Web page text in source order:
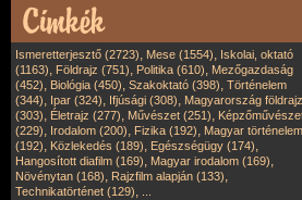
Ismeretterjesztő (2723), Mese (1554), Iskolai, oktató
(1163), Földrajz (751), Politika (610), Mezőgazdaság
(452), Biológia (450), Szakoktató (398), Történelem
(344), Ipar (324), Ifjúsági (308), Magyarország
(303), Életrajz (277), Művészet (251),
(229), Irodalom (200), Fizika (192), Magyar történelem
(192), Közlekedés (189), Egészségügy (174),
Hangosított diafilm (169), Magyar irodalom (169),
Növénytan (168), Rajzfilm alapján (133),
Technikatörténet (129),